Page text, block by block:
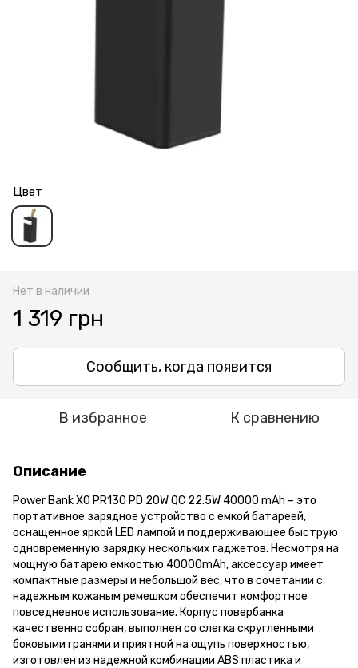
Цвет
Нет в наличии
1 319 грн
Сообщить, когда появится
В избранное К сравнению
Описание
Power Bank XO PR130 PD 20W QC 22.5W 40000 mAh – это
портативное зарядное устройство с емкой батареей,
оснащенное яркой LED лампой и поддерживающее быструю
одновременную зарядку нескольких гаджетов. Несмотря на
мощную батарею емкостью 40000mAh, аксессуар имеет
компактные размеры и небольшой вес, что в сочетании с
надежным кожаным ремешком обеспечит комфортное
повседневное использование. Корпус повербанка
качественно собран, выполнен со слегка скругленными
боковыми гранями и приятной на ощупь поверхностью,
изготовлен из надежной комбинации ABS пластика и